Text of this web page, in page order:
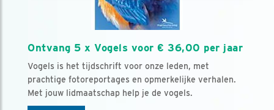
Ontvang 5 x Vogels voor € 36,00 per jaar
Vogels is het tijdschrift voor onze leden, met
prachtige fotoreportages en opmerkelijke verhalen.
Met jouw lidmaatschap help je de vogels.